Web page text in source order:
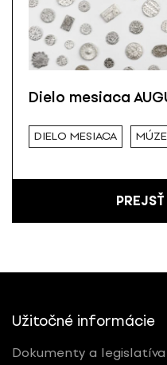
Dielo mesiaca
DIELO MESIACA
Užitočné informácie
Dokumenty a legislatíva